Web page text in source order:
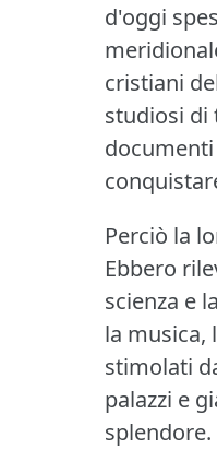
d'oggi
cristiani
studiosi di
Perciò la
Ebbero
scienza e
la musica,
stimolati
palazzi e
splendore.